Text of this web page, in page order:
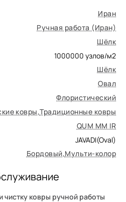
Иран
Ручная работа (Иран)
Шёлк
1000000 узлов/м2
Шёлк
Овал
Флористический
ковры,Традиционные ковры
QUM MM IR
JAVADI(Oval)
Бордовый,Мульти-колор
ковры ручной работы